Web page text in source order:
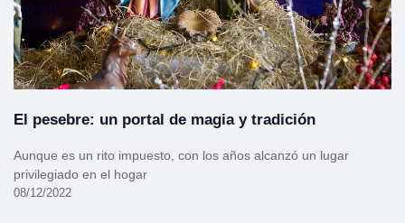
El pesebre: un portal de magia y tradición
Aunque es un rito impuesto, con los años alcanzó un lugar
privilegiado en el hogar
08/12/2022